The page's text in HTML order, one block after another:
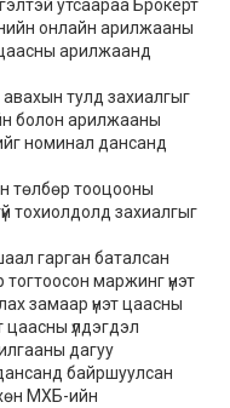
утсаараа Брокерт
онлайн арилжааны
арилжаанд
авахын тулд захиалгыг
болон арилжааны
номинал дансанд
төлбөр тооцооны
тохиолдолд захиалгыг
гарган баталсан
маржинг үнэт
замаар үнэт цаасны
цаасны үлдэгдэл
дагуу
байршуулсан
МХБ-ийн